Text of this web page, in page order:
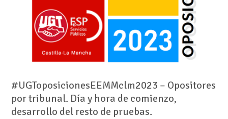
#UGToposicionesEEMMclm2023 – Opositores
por tribunal. Día y hora de comienzo,
desarrollo del resto de pruebas.